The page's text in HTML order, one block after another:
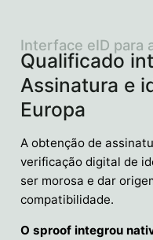
Qualificado
Assinatura e
Europa
Interface eID para
A obtenção de
verificação digital de
ser morosa e dar
compatibilidade.
O sproof integrou